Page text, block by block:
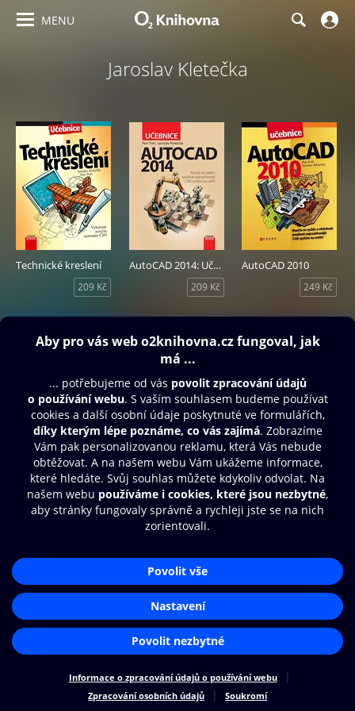
MENU
Jaroslav Kletečka
Technické kreslení
209 Kč
AutoCAD 2014: Učebnice
209 Kč
AutoCAD 2010
249 Kč
Obsah ke stažení
Další zábava
© O2 Czech Republic a.s.
Nákupní řád
Přístupnost
Cookies
Nastavení cookies
Aplikace O2 Knihovna
Čti a poslouchej své e-knihy a
audioknihy rychleji a pohodlněji.